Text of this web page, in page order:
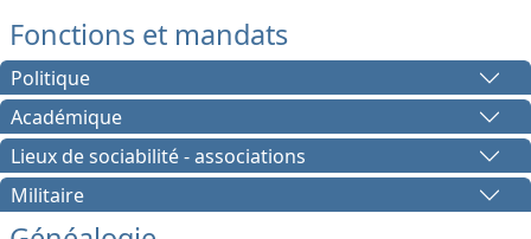
Fonctions et mandats
Politique
Académique
Lieux de sociabilité - associations
Militaire